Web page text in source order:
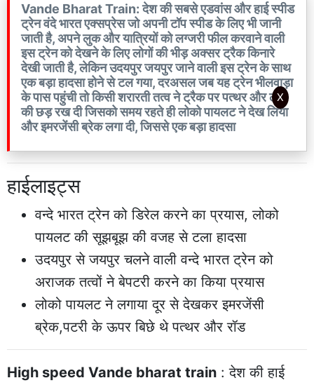
Vande Bharat Train: देश की सबसे एडवांस और हाई स्पीड
ट्रेन वंदे भारत एक्सप्रेस जो अपनी टॉप स्पीड के लिए भी जानी
जाती है, अपने लुक और यात्रियों को लग्जरी फील करवाने वाली
इस ट्रेन को देखने के लिए लोगों की भीड़ अक्सर ट्रैक किनारे
देखी जाती है, लेकिन उदयपुर जयपुर जाने वाली इस ट्रेन के साथ
एक बड़ा हादसा होने से टल गया, दरअसल जब यह ट्रेन भीलवाड़ा
के पास पहुंची तो किसी शरारती तत्व ने ट्रैक पर पत्थर और लोहे
की छड़ रख दी जिसको समय रहते ही लोको पायलट ने देख लिया
और इमरजेंसी ब्रेक लगा दी, जिससे एक बड़ा हादसा
हाईलाइट्स
वन्दे भारत ट्रेन को डिरेल करने का प्रयास, लोको
पायलट की सूझबूझ की वजह से टला हादसा
उदयपुर से जयपुर चलने वाली वन्दे भारत ट्रेन को
अराजक तत्वों ने बेपटरी करने का किया प्रयास
लोको पायलट ने लगाया दूर से देखकर इमरजेंसी
ब्रेक,पटरी के ऊपर बिछे थे पत्थर और रॉड
High speed Vande bharat train : देश की हाई
X